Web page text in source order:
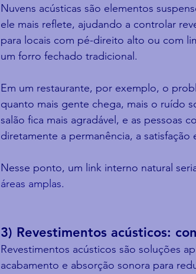
Nuvens acústicas são elementos
ele mais reflete, ajudando a controlar
para locais com pé-direito alto ou com
um forro fechado tradicional.
Em um restaurante, por exemplo, o
quanto mais gente chega, mais o ruído
salão fica mais agradável, e as pessoas
diretamente a permanência, a satisfação
Nesse ponto, um link interno natural
áreas amplas.
3) Revestimentos acústicos:
Revestimentos acústicos são soluções
acabamento e absorção sonora para